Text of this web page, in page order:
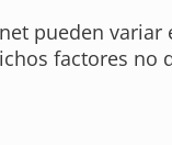
pueden
factores no